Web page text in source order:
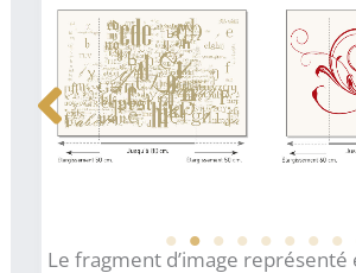
Décor Digital 03
Le fragment d’image représenté